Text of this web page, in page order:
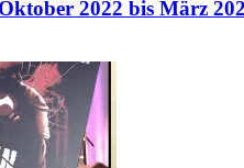
2022 bis März